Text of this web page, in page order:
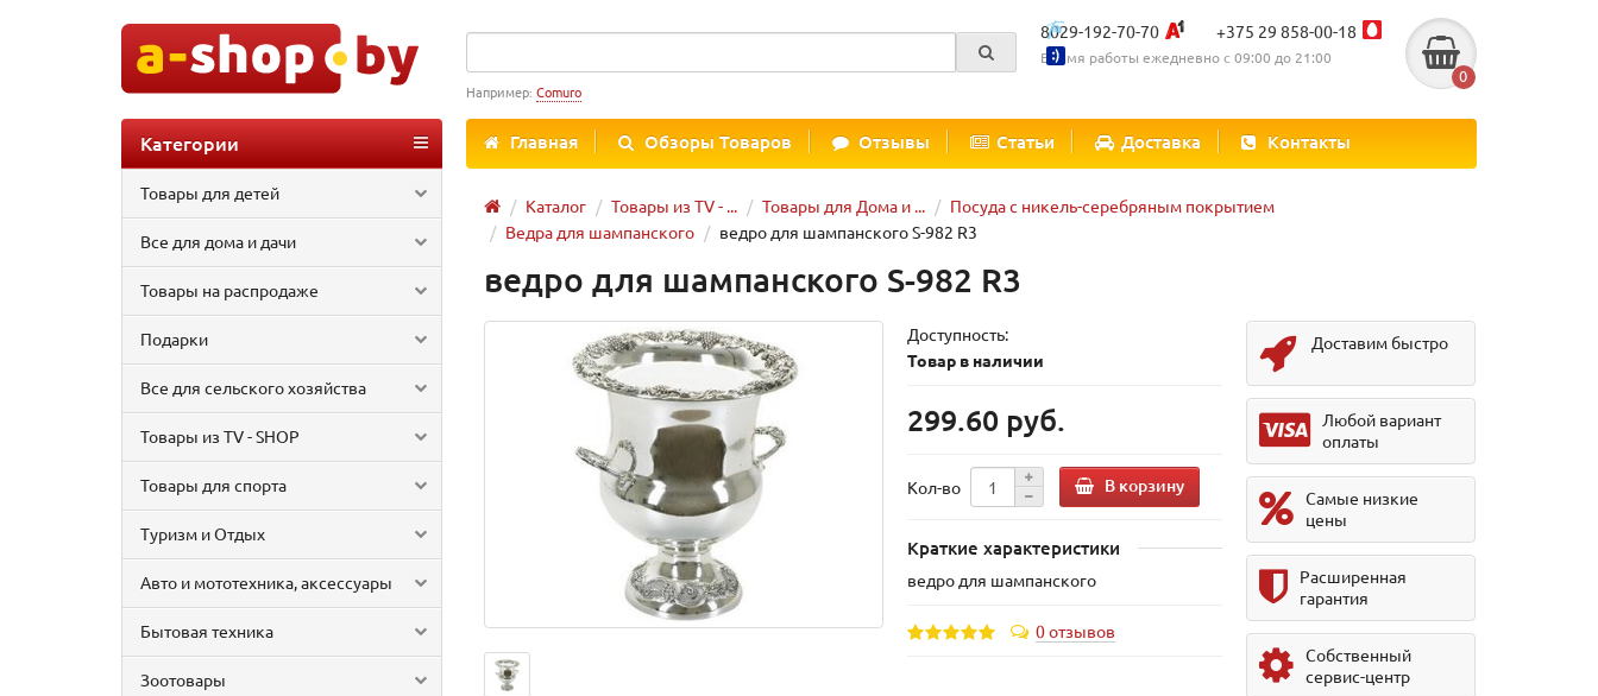
8029-192-70-70 +375 29 858-00-18
Время работы ежедневно с 09:00 до 21:00
0
Например: Comuro
Главная Обзоры Товаров Отзывы Статьи Доставка Контакты
Категории
Товары для детей
Все для дома и дачи
Товары на распродаже
Подарки
Все для сельского хозяйства
Товары из TV - SHOP
Товары для спорта
Туризм и Отдых
Авто и мототехника, аксессуары
Бытовая техника
Зоотовары
Каталог Товары из TV - ... Товары для Дома и ...
Посуда с никель-серебряным покрытием
Ведра для шампанского
ведро для шампанского S-982 R3
ведро для шампанского S-982 R3
Доступность:
Товар в наличии
299.60 руб.
Кол-во В корзину
Краткие характеристики
ведро для шампанского
0 отзывов
Доставим быстро
Любой вариант
оплаты
Самые низкие
цены
Расширенная
гарантия
Собственный
сервис-центр